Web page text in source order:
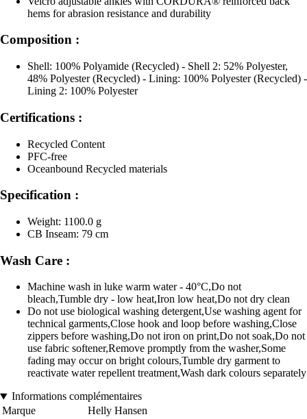
hems for abrasion resistance and durability
Composition :
Shell: 100% Polyamide (Recycled) - Shell 2: 52% Polyester,
48% Polyester (Recycled) - Lining: 100% Polyester (Recycled) -
Lining 2: 100% Polyester
Certifications :
Recycled Content
PFC-free
Oceanbound Recycled materials
Specification :
Weight: 1100.0 g
CB Inseam: 79 cm
Wash Care :
Machine wash in luke warm water - 40°C,Do not
bleach,Tumble dry - low heat,Iron low heat,Do not dry clean
Do not use biological washing detergent,Use washing agent for
technical garments,Close hook and loop before washing,Close
zippers before washing,Do not iron on print,Do not soak,Do not
use fabric softener,Remove promptly from the washer,Some
fading may occur on bright colours,Tumble dry garment to
reactivate water repellent treatment,Wash dark colours separately
Informations complémentaires
Marque
Helly Hansen